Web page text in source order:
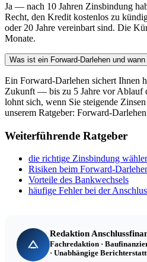
Ja — nach 10 Jahren Zinsbindung
Recht, den Kredit kostenlos zu
oder 20 Jahre vereinbart sind. Die
Monate.
Was ist ein Forward-Darlehen und
Ein Forward-Darlehen sichert Ihnen
Zukunft — bis zu 5 Jahre vor Ablauf
lohnt sich, wenn Sie steigende
unserem Ratgeber: Forward-
Weiterführende Ratgeber
die richtige Zinsbindung
Risiken beim Forward-
Vorteile des Bankwechsels
häufige Fehler bei der
Redaktion
Fachredaktion ·
· Unabhängige